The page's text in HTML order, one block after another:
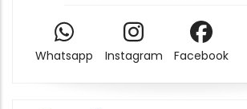
Whatsapp Instagram Facebook